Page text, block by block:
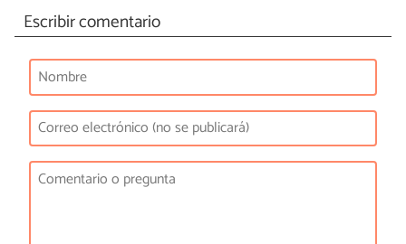
Escribir comentario